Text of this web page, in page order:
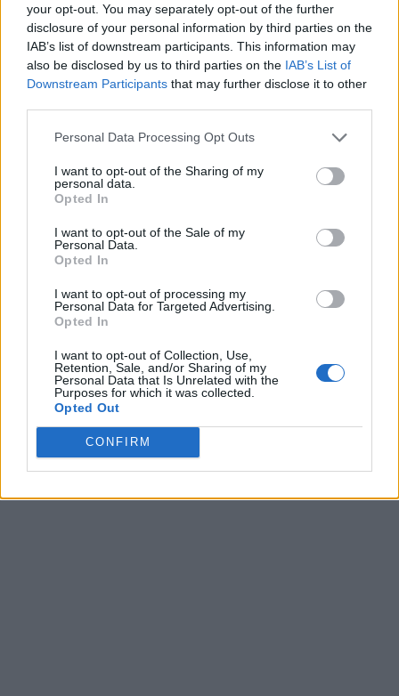
your opt-out. You may separately opt-out of the further
disclosure of your personal information by third parties on the
IAB’s list of downstream participants. This information may
also be disclosed by us to third parties on the IAB’s List of
Downstream Participants that may further disclose it to other
Personal Data Processing Opt Outs
I want to opt-out of the Sharing of my
personal data.
Opted In
I want to opt-out of the Sale of my
Personal Data.
Opted In
I want to opt-out of processing my
Personal Data for Targeted Advertising.
Opted In
I want to opt-out of Collection, Use,
Retention, Sale, and/or Sharing of my
Personal Data that Is Unrelated with the
Purposes for which it was collected.
Opted Out
CONFIRM
Entrez
toutes
les
lettres
ou
Recherche
Recherche par mot connu. Entrez un
mot :
connu.
Le niveau de jeu n'a pas été trouvé.